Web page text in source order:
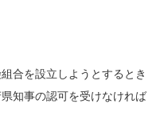
合を設立しようとするとき
知事の認可を受けなければ